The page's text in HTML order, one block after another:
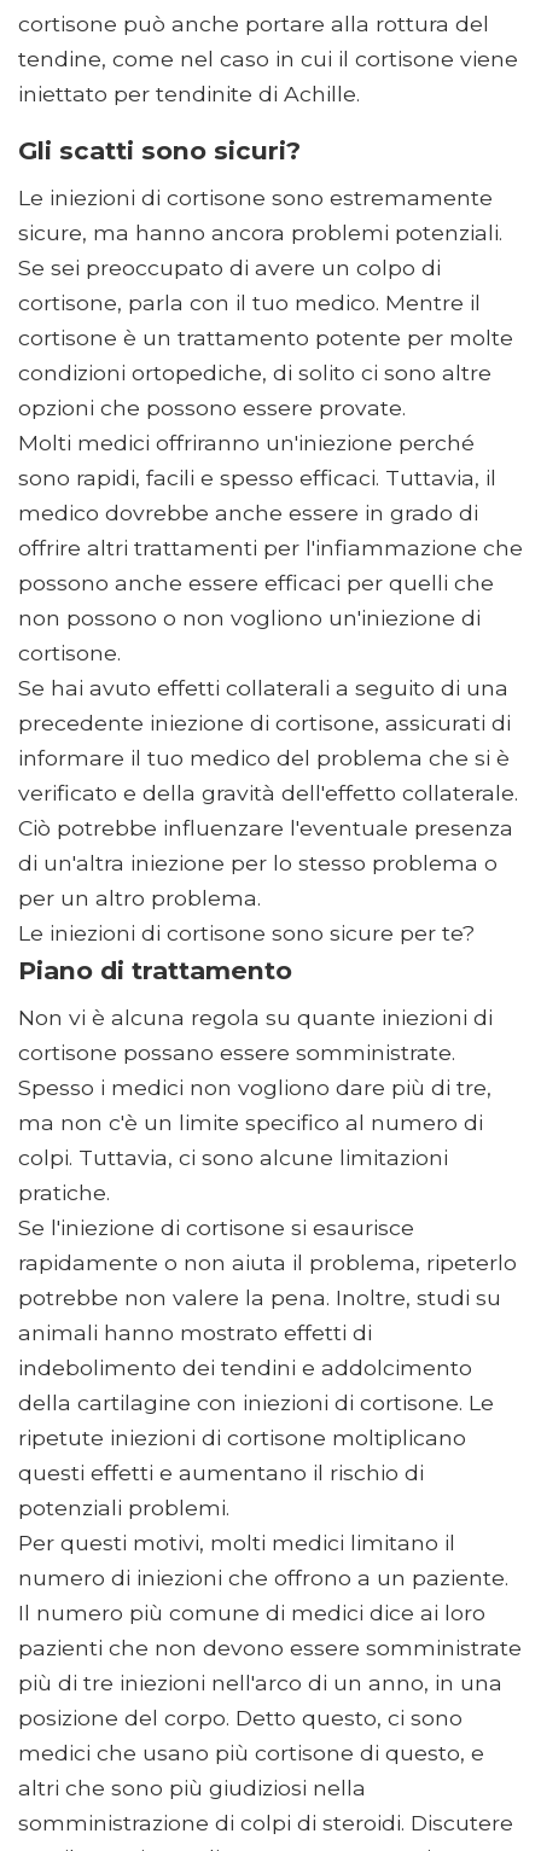
cortisone può anche portare alla rottura del
tendine, come nel caso in cui il cortisone viene
iniettato per tendinite di Achille.
Gli scatti sono sicuri?
Le iniezioni di cortisone sono estremamente
sicure, ma hanno ancora problemi potenziali.
Se sei preoccupato di avere un colpo di
cortisone, parla con il tuo medico. Mentre il
cortisone è un trattamento potente per molte
condizioni ortopediche, di solito ci sono altre
opzioni che possono essere provate.
Molti medici offriranno un'iniezione perché
sono rapidi, facili e spesso efficaci. Tuttavia, il
medico dovrebbe anche essere in grado di
offrire altri trattamenti per l'infiammazione che
possono anche essere efficaci per quelli che
non possono o non vogliono un'iniezione di
cortisone.
Se hai avuto effetti collaterali a seguito di una
precedente iniezione di cortisone, assicurati di
informare il tuo medico del problema che si è
verificato e della gravità dell'effetto collaterale.
Ciò potrebbe influenzare l'eventuale presenza
di un'altra iniezione per lo stesso problema o
per un altro problema.
Le iniezioni di cortisone sono sicure per te?
Piano di trattamento
Non vi è alcuna regola su quante iniezioni di
cortisone possano essere somministrate.
Spesso i medici non vogliono dare più di tre,
ma non c'è un limite specifico al numero di
colpi. Tuttavia, ci sono alcune limitazioni
pratiche.
Se l'iniezione di cortisone si esaurisce
rapidamente o non aiuta il problema, ripeterlo
potrebbe non valere la pena. Inoltre, studi su
animali hanno mostrato effetti di
indebolimento dei tendini e addolcimento
della cartilagine con iniezioni di cortisone. Le
ripetute iniezioni di cortisone moltiplicano
questi effetti e aumentano il rischio di
potenziali problemi.
Per questi motivi, molti medici limitano il
numero di iniezioni che offrono a un paziente.
Il numero più comune di medici dice ai loro
pazienti che non devono essere somministrate
più di tre iniezioni nell'arco di un anno, in una
posizione del corpo. Detto questo, ci sono
medici che usano più cortisone di questo, e
altri che sono più giudiziosi nella
somministrazione di colpi di steroidi. Discutere